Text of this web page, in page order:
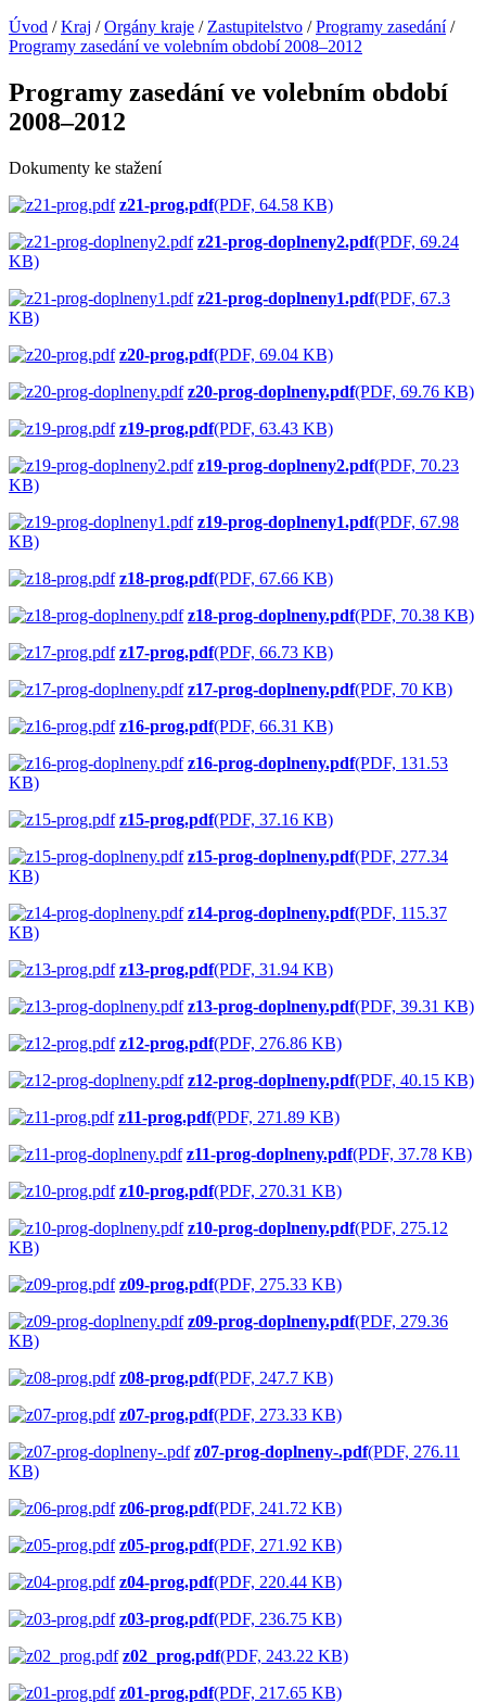
Úvod /Kraj /Orgány kraje / Zastupitelstvo /Programy zasedání/
Programy zasedání ve volebním období 2008–2012
Programy zasedání ve volebním období
2008–2012
Dokumenty ke stažení
z21-prog.pdf(PDF, 64.58 KB)
z21-prog-doplneny2.pdf(PDF, 69.24
KB)
z21-prog-doplneny1.pdf(PDF, 67.3
KB)
z20-prog.pdf(PDF, 69.04 KB)
z20-prog-doplneny.pdf(PDF, 69.76 KB)
z19-prog.pdf(PDF, 63.43 KB)
z19-prog-doplneny2.pdf(PDF, 70.23
KB)
z19-prog-doplneny1.pdf(PDF, 67.98
KB)
z18-prog.pdf(PDF, 67.66 KB)
z18-prog-doplneny.pdf(PDF, 70.38 KB)
z17-prog.pdf(PDF, 66.73 KB)
z17-prog-doplneny.pdf(PDF, 70 KB)
z16-prog.pdf(PDF, 66.31 KB)
z16-prog-doplneny.pdf(PDF, 131.53
KB)
z15-prog.pdf(PDF, 37.16 KB)
z15-prog-doplneny.pdf(PDF, 277.34
KB)
z14-prog-doplneny.pdf(PDF, 115.37
KB)
z13-prog.pdf(PDF, 31.94 KB)
z13-prog-doplneny.pdf(PDF, 39.31 KB)
z12-prog.pdf(PDF, 276.86 KB)
z12-prog-doplneny.pdf(PDF, 40.15 KB)
z11-prog.pdf(PDF, 271.89 KB)
z11-prog-doplneny.pdf(PDF, 37.78 KB)
z10-prog.pdf(PDF, 270.31 KB)
z10-prog-doplneny.pdf(PDF, 275.12
KB)
z09-prog.pdf(PDF, 275.33 KB)
z09-prog-doplneny.pdf(PDF, 279.36
KB)
z08-prog.pdf(PDF, 247.7 KB)
z07-prog.pdf(PDF, 273.33 KB)
z07-prog-doplneny-.pdf(PDF, 276.11
KB)
z06-prog.pdf(PDF, 241.72 KB)
z05-prog.pdf(PDF, 271.92 KB)
z04-prog.pdf(PDF, 220.44 KB)
z03-prog.pdf(PDF, 236.75 KB)
z02_prog.pdf(PDF, 243.22 KB)
z01-prog.pdf(PDF, 217.65 KB)